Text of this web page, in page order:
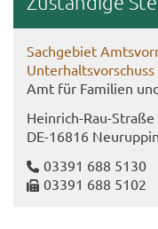
Sach­ge­biet
Un­ter­halts­vor­schuss
Amt für Fa­mi­li­en
Heinrich-​Rau-
DE-​16816 Neu­rup­pin
03391 688 5130
03391 688 5102